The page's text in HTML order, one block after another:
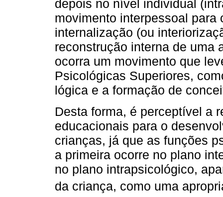
depois no nível individual
movimento interpessoal para
internalização (ou
reconstrução interna de uma
ocorra um movimento que
Psicológicas Superiores,
lógica e a formação de
Desta forma, é perceptível a
educacionais para o
crianças, já que as funções
a primeira ocorre no plano
no plano intrapsicológico,
da criança, como uma